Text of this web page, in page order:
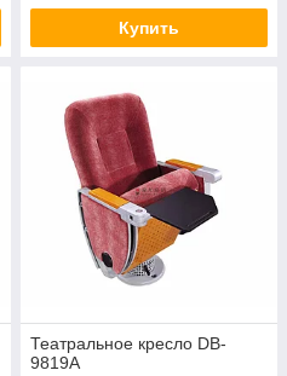
Купить
Театральное кресло DB-
9819A